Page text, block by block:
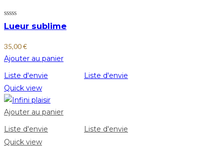
Lueur sublime
35,00€
Ajouter au panier
Liste d'envie
Liste d'envie
Quick view
Ajouter au panier
Liste d'envie
Liste d'envie
Quick view